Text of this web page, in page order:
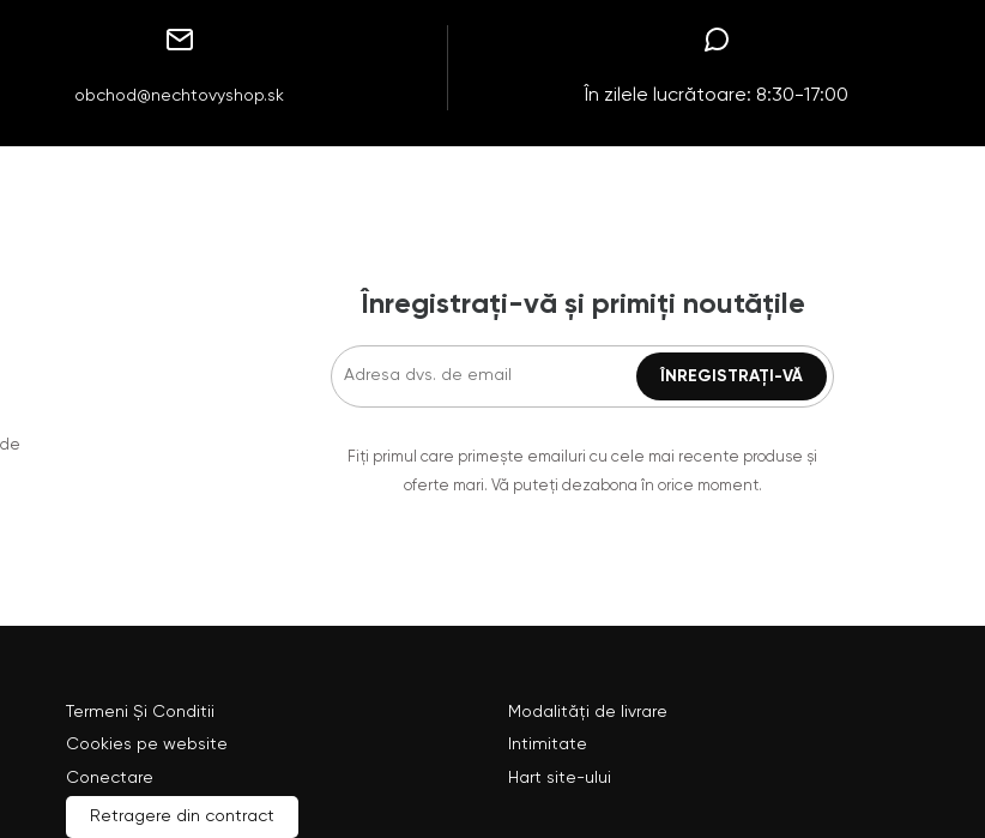
obchod@nechtovyshop.sk În zilele lucrătoare: 8:30-17:00
Înregistrați-vă și primiți noutățile
Fiți primul care primește emailuri cu cele mai recente produse și
oferte mari. Vă puteți dezabona în orice moment.
Termeni Și Conditii
Modalități de livrare
Cookies pe website
Intimitate
Conectare
Hart site-ului
Retragere din contract